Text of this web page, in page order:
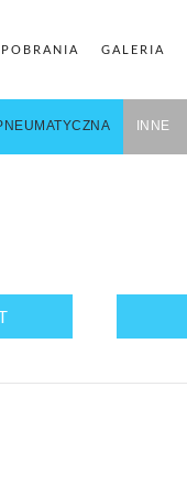
GALERIA
INNE